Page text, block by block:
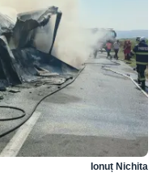
Ionuț Nichita